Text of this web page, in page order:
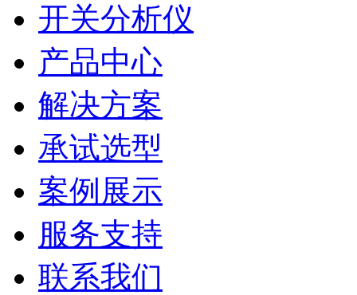
开关分析仪
产品中心
解决方案
承试选型
案例展示
服务支持
联系我们